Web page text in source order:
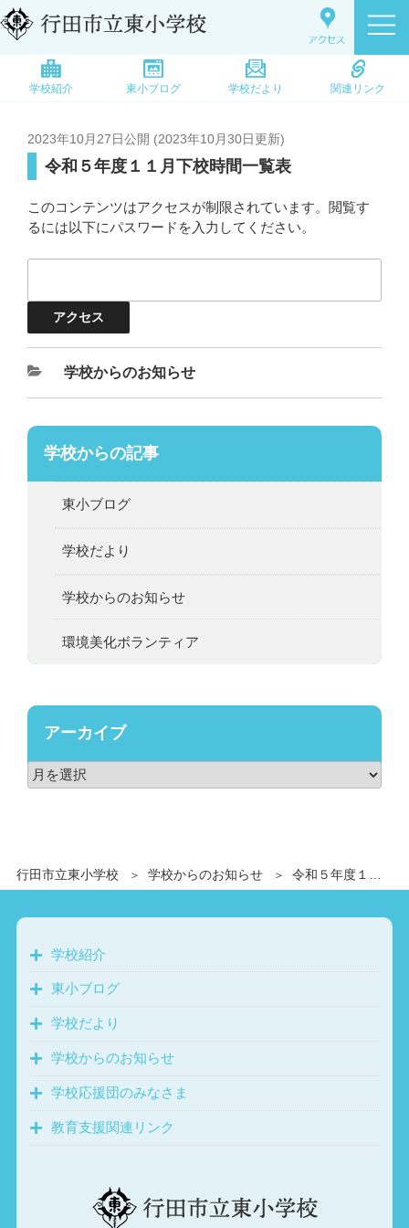
学校紹介 東小ブログ 学校だより 関連リンク
行田市立東小学校 学校からのお知らせ 令和５年度１１月下校時間一覧表
2023年10月27日公開 (2023年10月30日更新)
令和５年度１１月下校時間一覧表
このコンテンツはアクセスが制限されています。閲覧す
るには以下にパスワードを入力してください。
学校からのお知らせ
学校からの記事
東小ブログ
学校だより
学校からのお知らせ
環境美化ボランティア
アーカイブ
学校紹介
東小ブログ
学校だより
学校からのお知らせ
学校応援団のみなさま
教育支援関連リンク